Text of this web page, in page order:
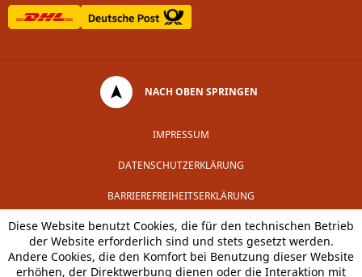
NACH OBEN SPRINGEN
IMPRESSUM
DATENSCHUTZERKLÄRUNG
BARRIEREFREIHEITSERKLÄRUNG
Diese Website benutzt Cookies, die für den technischen Betrieb
der Website erforderlich sind und stets gesetzt werden.
Andere Cookies, die den Komfort bei Benutzung dieser Website
erhöhen, der Direktwerbung dienen oder die Interaktion mit